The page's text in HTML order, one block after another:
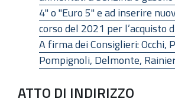
4" o "Euro 5" e ad inserire
corso del 2021 per l’acquisto
A firma dei Consiglieri: Occhi,
Pompignoli, Delmonte,
ATTO DI INDIRIZZO